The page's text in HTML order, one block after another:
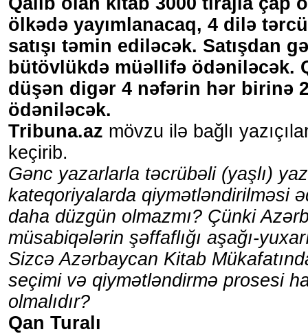
ölkədə yayımlanacaq, 4 dilə
satışı təmin ediləcək. Satışdan
bütövlükdə müəllifə ödəniləcək.
düşən digər 4 nəfərin hər birinə
ödəniləcək.
Tribuna.az mövzu ilə bağlı
keçirib.
Gənc yazarlarla təcrübəli (yaşlı)
kateqoriyalarda qiymətləndirilməsi
daha düzgün olmazmı? Çünki
müsabiqələrin şəffaflığı aşağı-
Sizcə Azərbaycan Kitab
seçimi və qiymətləndirmə prosesi
olmalıdır?
Qan Turalı